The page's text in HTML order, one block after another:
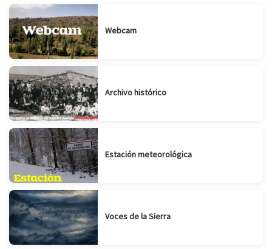
Webcam
Archivo histórico
Estación meteorológica
Voces de la Sierra